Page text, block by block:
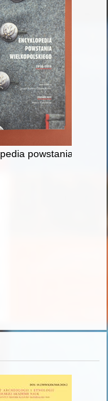
historii, sztuce i
powstania
careers of